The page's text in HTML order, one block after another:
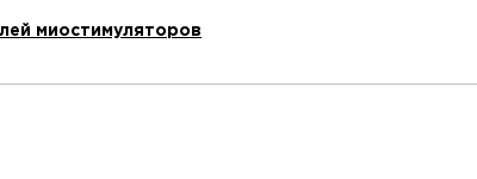
миостимуляторов